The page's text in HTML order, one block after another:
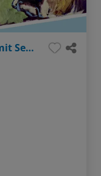
After Work: "Offenes Atelier" mit Sebastian - Thema: Menschen in Bewegung sketchen (Liner / Pinselstifte / Aquarellfarben)